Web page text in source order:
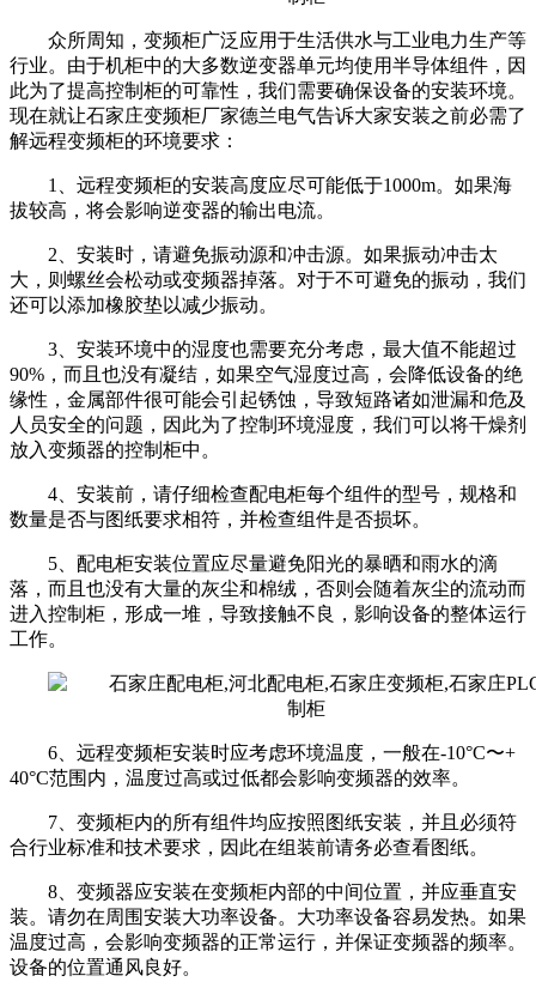
众所周知，变频柜广泛应用于生活供水与工业电力生产等
行业。由于机柜中的大多数逆变器单元均使用半导体组件，因
此为了提高控制柜的可靠性，我们需要确保设备的安装环境。
现在就让石家庄变频柜厂家德兰电气告诉大家安装之前必需了
解远程变频柜的环境要求：
1、远程变频柜的安装高度应尽可能低于1000m。如果海
拔较高，将会影响逆变器的输出电流。
2、安装时，请避免振动源和冲击源。如果振动冲击太
大，则螺丝会松动或变频器掉落。对于不可避免的振动，我们
还可以添加橡胶垫以减少振动。
3、安装环境中的湿度也需要充分考虑，最大值不能超过
90%，而且也没有凝结，如果空气湿度过高，会降低设备的绝
缘性，金属部件很可能会引起锈蚀，导致短路诸如泄漏和危及
人员安全的问题，因此为了控制环境湿度，我们可以将干燥剂
放入变频器的控制柜中。
4、安装前，请仔细检查配电柜每个组件的型号，规格和
数量是否与图纸要求相符，并检查组件是否损坏。
5、配电柜安装位置应尽量避免阳光的暴晒和雨水的滴
落，而且也没有大量的灰尘和棉绒，否则会随着灰尘的流动而
进入控制柜，形成一堆，导致接触不良，影响设备的整体运行
工作。
6、远程变频柜安装时应考虑环境温度，一般在-10°C〜+
40°C范围内，温度过高或过低都会影响变频器的效率。
7、变频柜内的所有组件均应按照图纸安装，并且必须符
合行业标准和技术要求，因此在组装前请务必查看图纸。
8、变频器应安装在变频柜内部的中间位置，并应垂直安
装。请勿在周围安装大功率设备。大功率设备容易发热。如果
温度过高，会影响变频器的正常运行，并保证变频器的频率。
设备的位置通风良好。